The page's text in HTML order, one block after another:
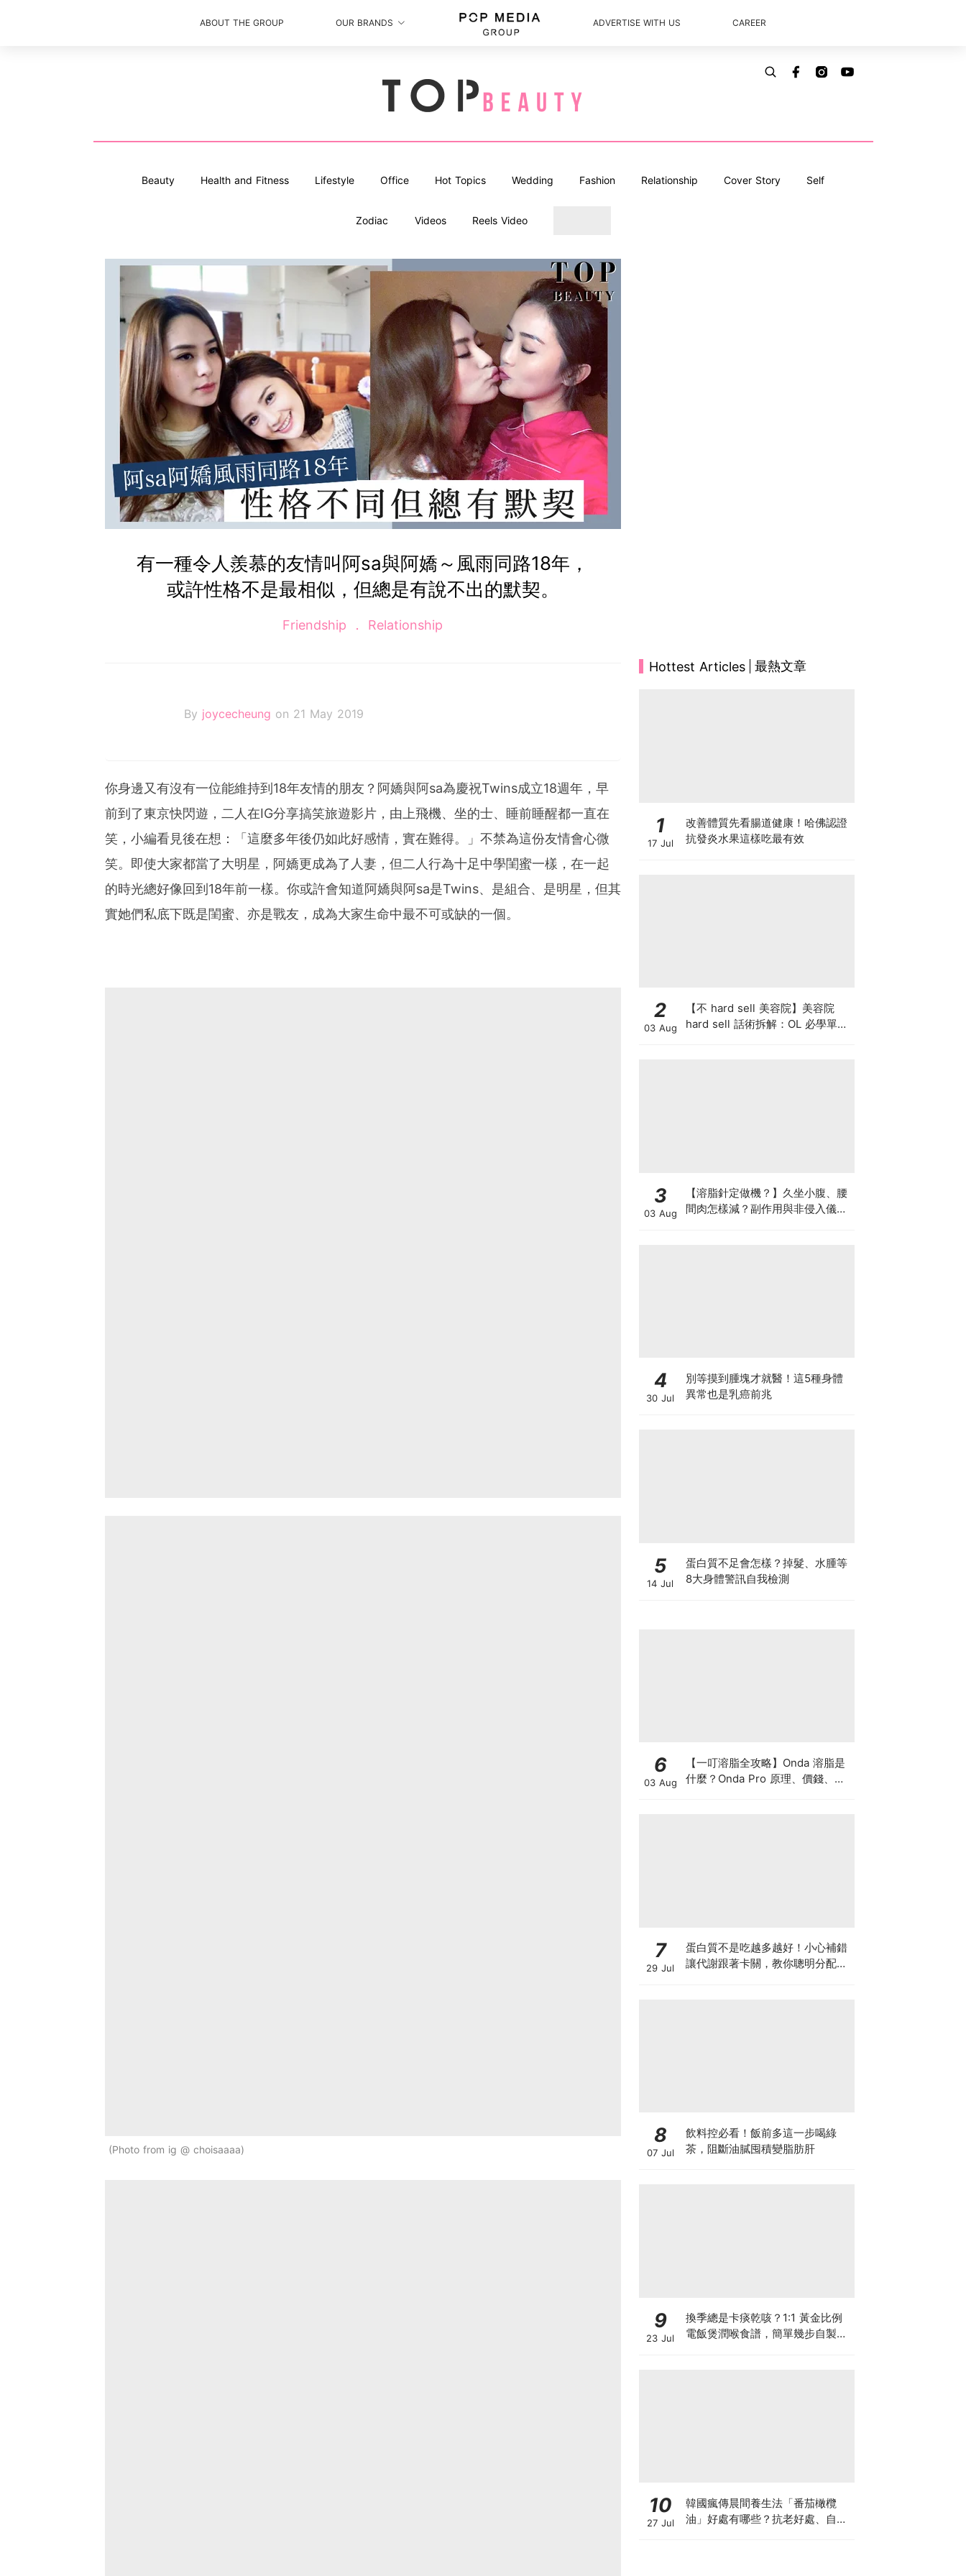
ABOUT THE GROUP OUR BRANDS ADVERTISE WITH US CAREER
Beauty Health and Fitness Lifestyle Office Hot Topics Wedding Fashion Relationship Cover Story Self
Zodiac Videos Reels Video
有一種令人羨慕的友情叫阿sa與阿嬌～風雨同路18年，
或許性格不是最相似，但總是有說不出的默契。
Friendship Relationship
By joycecheung on 21 May 2019
你身邊又有沒有一位能維持到18年友情的朋友？阿嬌與阿sa為慶祝Twins成立18週年，早
前到了東京快閃遊，二人在IG分享搞笑旅遊影片，由上飛機、坐的士、睡前睡醒都一直在
笑，小編看見後在想：「這麼多年後仍如此好感情，實在難得。」不禁為這份友情會心微
笑。即使大家都當了大明星，阿嬌更成為了人妻，但二人行為十足中學閨蜜一樣，在一起
的時光總好像回到18年前一樣。你或許會知道阿嬌與阿sa是Twins、是組合、是明星，但其
實她們私底下既是閨蜜、亦是戰友，成為大家生命中最不可或缺的一個。
Photo from ig @ choisaaaa
Hottest Articles 最熱文章
1
17 Jul
改善體質先看腸道健康！哈佛認證
抗發炎水果這樣吃最有效
2
03 Aug
【不 hard sell 美容院】美容院
hard sell 話術拆解：OL 必學單次
3
03 Aug
【溶脂針定做機？】久坐小腹、腰
間肉怎樣減？副作用與非侵入儀器
4
30 Jul
別等摸到腫塊才就醫！這5種身體
異常也是乳癌前兆
5
14 Jul
蛋白質不足會怎樣？掉髮、水腫等
8大身體警訊自我檢測
6
03 Aug
【一叮溶脂全攻略】Onda 溶脂是
什麼？Onda Pro 原理、價錢、次
7
29 Jul
蛋白質不是吃越多越好！小心補錯
讓代謝跟著卡關，教你聰明分配三
8
07 Jul
飲料控必看！飯前多這一步喝綠
茶，阻斷油膩囤積變脂肪肝
9
23 Jul
換季總是卡痰乾咳？1:1 黃金比例
電飯煲潤喉食譜，簡單幾步自製天
10
27 Jul
韓國瘋傳晨間養生法「番茄橄欖
油」好處有哪些？抗老好處、自製